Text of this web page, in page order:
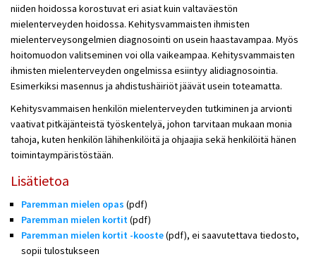
niiden hoidossa korostuvat eri asiat kuin valtaväestön
mielenterveyden hoidossa. Kehitysvammaisten ihmisten
mielenterveysongelmien diagnosointi on usein haastavampaa. Myös
hoitomuodon valitseminen voi olla vaikeampaa. Kehitysvammaisten
ihmisten mielenterveyden ongelmissa esiintyy alidiagnosointia.
Esimerkiksi masennus ja ahdistushäiriöt jäävät usein toteamatta.
Kehitysvammaisen henkilön mielenterveyden tutkiminen ja arvionti
vaativat pitkäjänteistä työskentelyä, johon tarvitaan mukaan monia
tahoja, kuten henkilön lähihenkilöitä ja ohjaajia sekä henkilöitä hänen
toimintaympäristöstään.
Lisätietoa
Paremman mielen opas (pdf)
Paremman mielen kortit(pdf)
Paremman mielen kortit -kooste(pdf), ei saavutettava tiedosto,
sopii tulostukseen